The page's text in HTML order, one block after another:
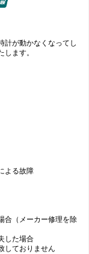
計が動かなくなってし
ます。
よる故障
合（メーカー修理を除
した場合
しておりません